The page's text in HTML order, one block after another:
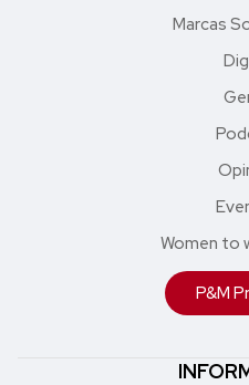
Marcas
Women to
P&M